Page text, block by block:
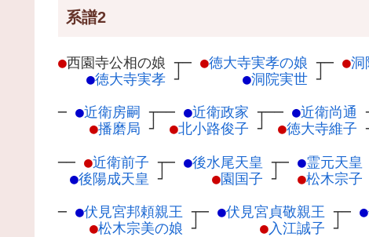
系譜2
●西園寺公相の娘 ┬
●徳大寺実孝 ┘
─ ●徳大寺実孝の娘 ┬
●洞院実世 ┘
─ ●洞
─ ●近衛房嗣 ┬
●播磨局 ┘
── ●近衛政家 ┬
●北小路俊子 ┘
── ●近衛尚通
●徳大寺維子
── ●近衛前子 ┬
●後陽成天皇 ┘
─ ●後水尾天皇 ┬
●園国子 ┘
─ ●霊元天皇
●松木宗子
─ ●伏見宮邦頼親王 ┬
●松木宗美の娘 ┘
─ ●伏見宮貞敬親王 ┬
●入江誠子 ┘
─ ●